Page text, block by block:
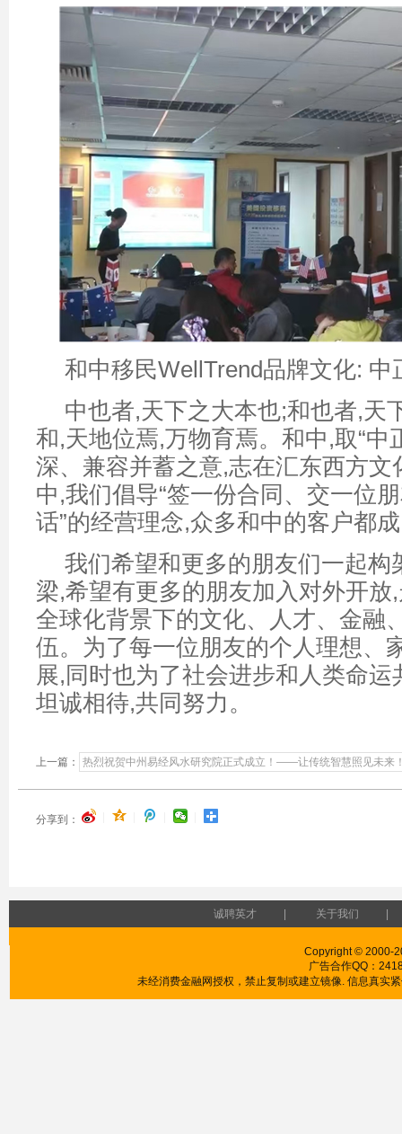
和中移民WellTrend品牌文化: 中
中也者,天下之大本也;和也者,天
和,天地位焉,万物育焉。和中,取“中
深、兼容并蓄之意,志在汇东西方文
中,我们倡导“签一份合同、交一位
话”的经营理念,众多和中的客户都
我们希望和更多的朋友们一起构
梁,希望有更多的朋友加入对外开放
全球化背景下的文化、人才、金融
伍。为了每一位朋友的个人理想、
展,同时也为了社会进步和人类命运
坦诚相待,共同努力。
上一篇： 热烈祝贺中州易经风水研究院正式成立！——让传统智慧照见未来
分享到：
诚聘英才 关于我们
Copyright © 2000-
广告合作QQ：
未经消费金融网授权，禁止复制或建立镜像. 信息真实